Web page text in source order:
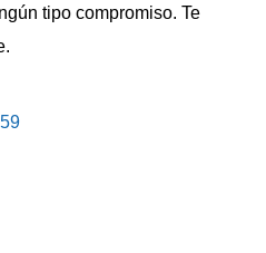
tipo compromiso. Te